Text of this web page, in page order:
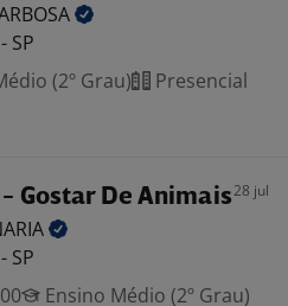
SP
(2º Grau)
Presencial
Gostar De Animais28 jul
SP
Ensino Médio (2º Grau)